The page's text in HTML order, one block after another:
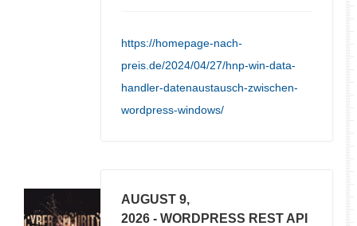
https://homepage-nach-
preis.de/2024/04/27/hnp-win-data-
handler-datenaustausch-zwischen-
wordpress-windows/
AUGUST 9,
2026 - WORDPRESS REST API